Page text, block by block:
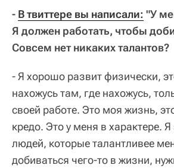
- В твиттере вы написали: "У
Я должен работать, чтобы
Совсем нет никаких талантов?
- Я хорошо развит физически,
нахожусь там, где нахожусь,
своей работе. Это моя жизнь,
кредо. Это у меня в характере.
людей, которые талантливее
добиваться чего-то в жизни,